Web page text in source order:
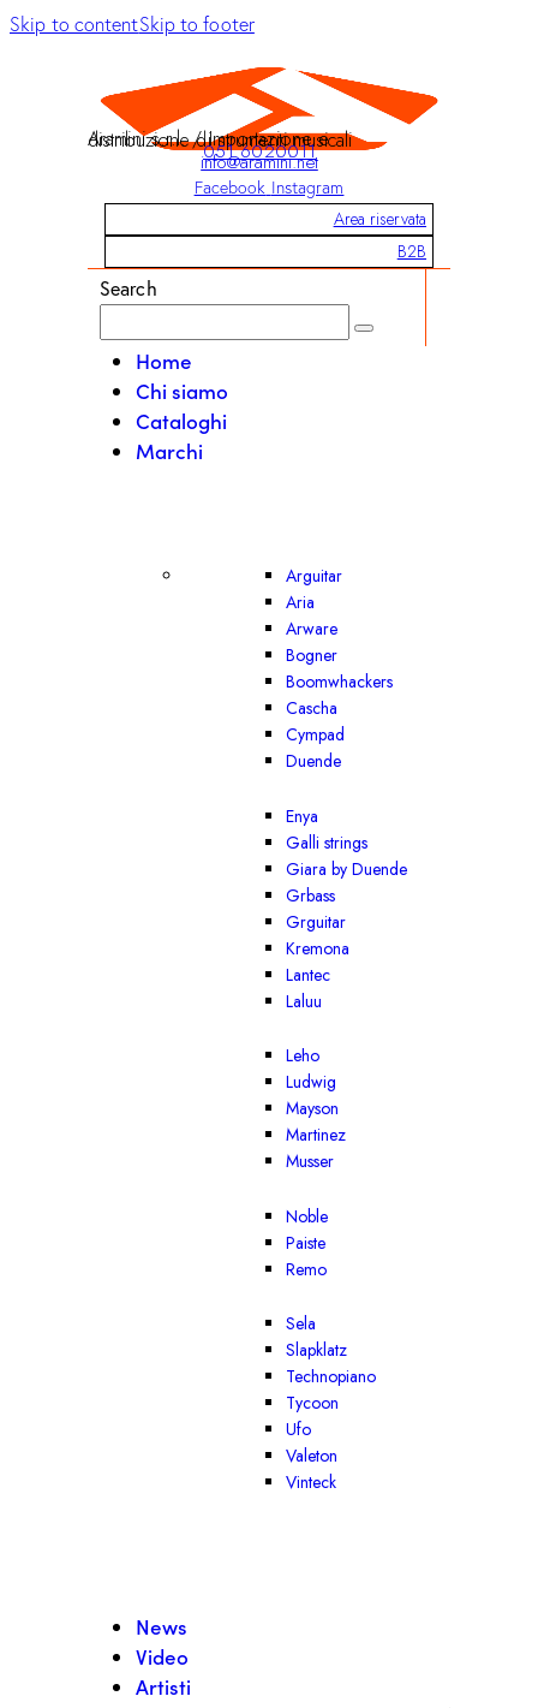
Skip to contentSkip to footer
Aramini s.r.l. / Importazione e distribuzione di strumenti musicali
051 6020011
info@aramini.net
Facebook Instagram
Area riservata
B2B
Search
Home
Chi siamo
Cataloghi
Marchi
Arguitar
Aria
Arware
Bogner
Boomwhackers
Cascha
Cympad
Duende
Enya
Galli strings
Giara by Duende
Grbass
Grguitar
Kremona
Lantec
Laluu
Leho
Ludwig
Mayson
Martinez
Musser
Noble
Paiste
Remo
Sela
Slapklatz
Technopiano
Tycoon
Ufo
Valeton
Vinteck
News
Video
Artisti